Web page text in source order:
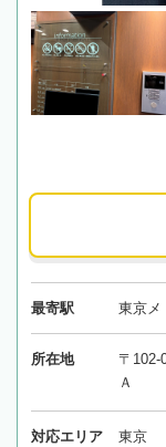
最寄駅 東京メ
所在地
〒102-
Ａ
対応エリア 東京